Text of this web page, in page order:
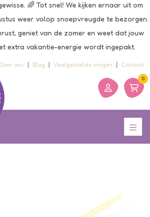
🌈 Tot snel! We kijken ernaar uit om
weer volop snoepvreugde te bezorgen.
geniet van de zomer en weet dat jouw
extra vakantie-energie wordt ingepakt.
Over ons Blog Veelgestelde vragen Contact
0